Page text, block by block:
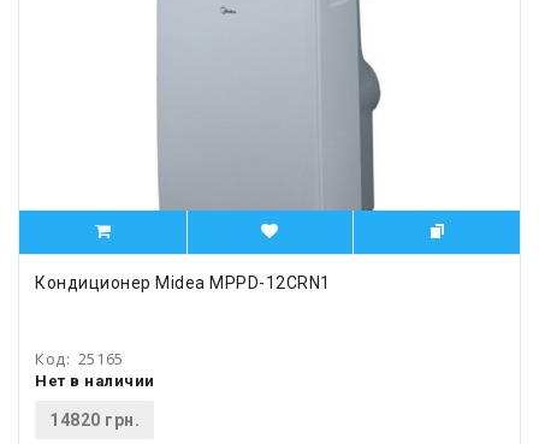
Кондиционер Midea MPPD-12CRN1
Код: 25165
Нет в наличии
14820 грн.